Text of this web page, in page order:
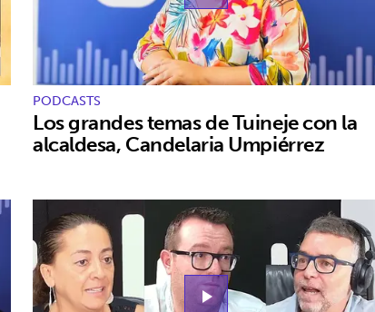
PODCASTS
Los grandes temas de Tuineje con la
alcaldesa, Candelaria Umpiérrez
play_arrow